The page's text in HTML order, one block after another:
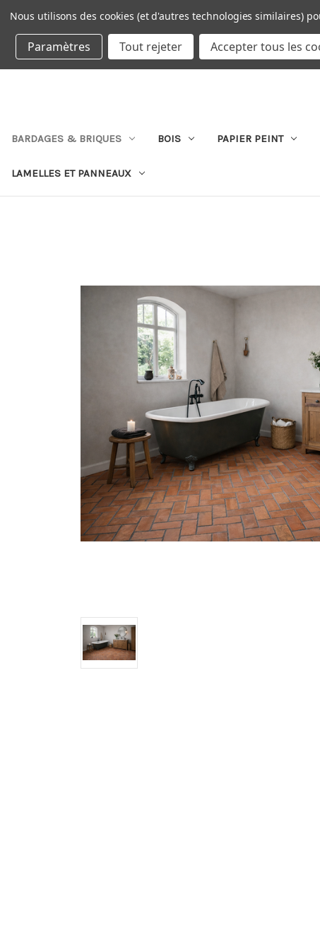
DEVISE : EUR
BARDAGES & BRIQUES BOIS PAPIER PEINT
LAMELLES ET PANNEAUX
Nous utilisons des cookies (et d'autres technologies similaires)
Paramètres Tout rejeter Accepter tous les